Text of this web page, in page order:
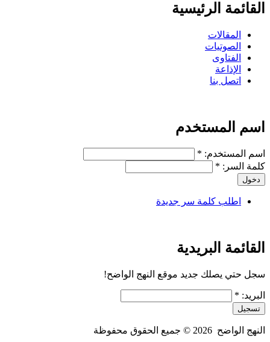
القائمة الرئيسية
المقالات
الصوتيات
الفتاوى
الإذاعة
اتصل بنا
اسم المستخدم
‏اسم المستخدم: ‏ *
‏كلمة السر: ‏ *
اطلب كلمة سر جديدة
القائمة البريدية
سجل حتي يصلك جديد موقع النهج الواضح!
‏البريد: ‏ *
النهج الواضح ­ 2026 © جميع الحقوق محفوظة